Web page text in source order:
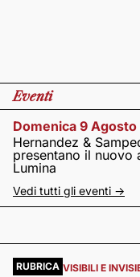
Eventi
Domenica 9 Agosto
Hernandez &
presentano il nuovo
Lumina
Vedi tutti gli eventi ->
RUBRICA VISIBILI E